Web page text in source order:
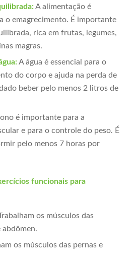
A alimentação é
o emagrecimento. É importante
rica em frutas, legumes,
magras.
A água é essencial para o
do corpo e ajuda na perda de
beber pelo menos 2 litros de
é importante para a
e para o controle do peso. É
pelo menos 7 horas por
funcionais para
os músculos das
abdômen.
os músculos das pernas e